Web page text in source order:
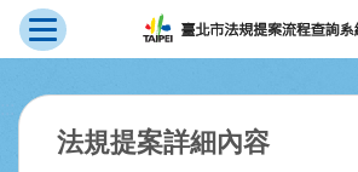
跳到主要內容
展開選單
法規提案詳細內容